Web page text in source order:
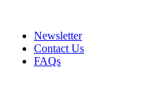
Newsletter
Contact Us
FAQs